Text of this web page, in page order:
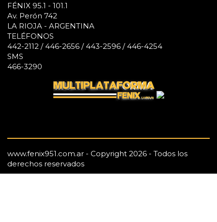
FÉNIX 95.1 - 101.1
Av. Perón 742
LA RIOJA - ARGENTINA
TELÉFONOS
442-2112 / 446-2656 / 443-2596 / 446-4254
SMS
466-3290
www.fenix951.com.ar - Copyright 2026 - Todos los
derechos reservados